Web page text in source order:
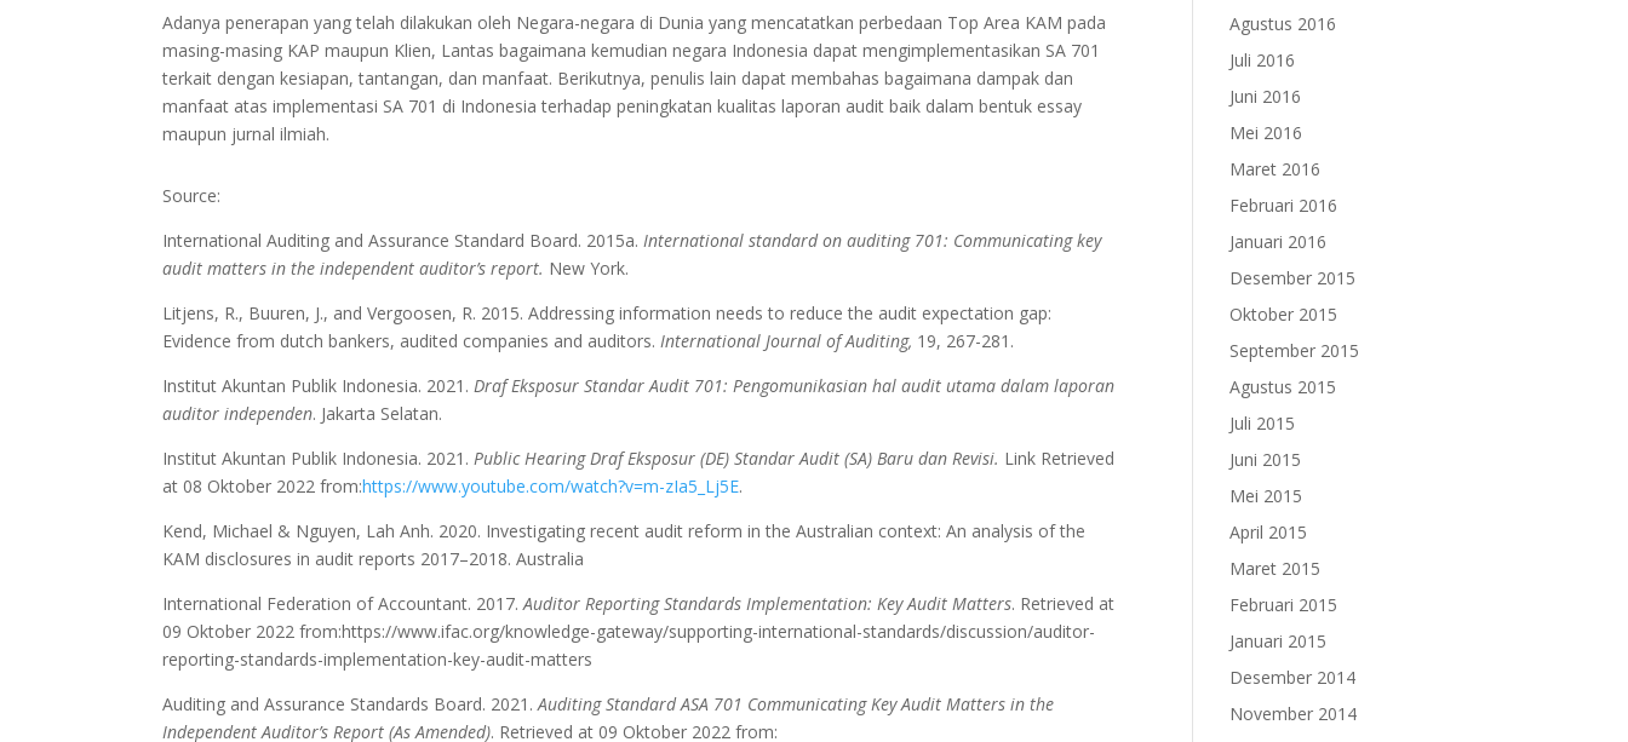
Adanya penerapan yang telah dilakukan oleh Negara-negara di Dunia yang mencatatkan perbedaan Top Area KAM pada
masing-masing KAP maupun Klien, Lantas bagaimana kemudian negara Indonesia dapat mengimplementasikan SA 701
terkait dengan kesiapan, tantangan, dan manfaat. Berikutnya, penulis lain dapat membahas bagaimana dampak dan
manfaat atas implementasi SA 701 di Indonesia terhadap peningkatan kualitas laporan audit baik dalam bentuk essay
maupun jurnal ilmiah.
Source:
International Auditing and Assurance Standard Board. 2015a.International standard on auditing 701: Communicating key
audit matters in the independent auditor’s report. New York.
Litjens, R., Buuren, J., and Vergoosen, R. 2015. Addressing information needs to reduce the audit expectation gap:
Evidence from dutch bankers, audited companies and auditors.International Journal of Auditing, 19, 267-281.
Institut Akuntan Publik Indonesia. 2021.Draf Eksposur Standar Audit 701: Pengomunikasian hal audit utama dalam laporan
auditor independen. Jakarta Selatan.
Institut Akuntan Publik Indonesia. 2021.Public Hearing Draf Eksposur (DE) Standar Audit (SA) Baru dan Revisi. Link Retrieved
at 08 Oktober 2022 from:https://www.youtube.com/watch?v=m-zIa5_Lj5E.
Kend, Michael & Nguyen, Lah Anh. 2020. Investigating recent audit reform in the Australian context: An analysis of the
KAM disclosures in audit reports 2017–2018. Australia
International Federation of Accountant. 2017.Auditor Reporting Standards Implementation: Key Audit Matters. Retrieved at
09 Oktober 2022 from:https://www.ifac.org/knowledge-gateway/supporting-international-standards/discussion/auditor-
reporting-standards-implementation-key-audit-matters
Auditing and Assurance Standards Board. 2021.Auditing Standard ASA 701 Communicating Key Audit Matters in the
Independent Auditor’s Report (As Amended). Retrieved at 09 Oktober 2022 from:
Agustus 2016
Juli 2016
Juni 2016
Mei 2016
Maret 2016
Februari 2016
Januari 2016
Desember 2015
Oktober 2015
September 2015
Agustus 2015
Juli 2015
Juni 2015
Mei 2015
April 2015
Maret 2015
Februari 2015
Januari 2015
Desember 2014
November 2014